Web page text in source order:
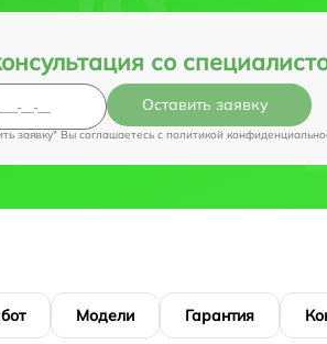
со
Оставить заявку
заявку" Вы соглашаетесь c политикой
Модели Гарантия